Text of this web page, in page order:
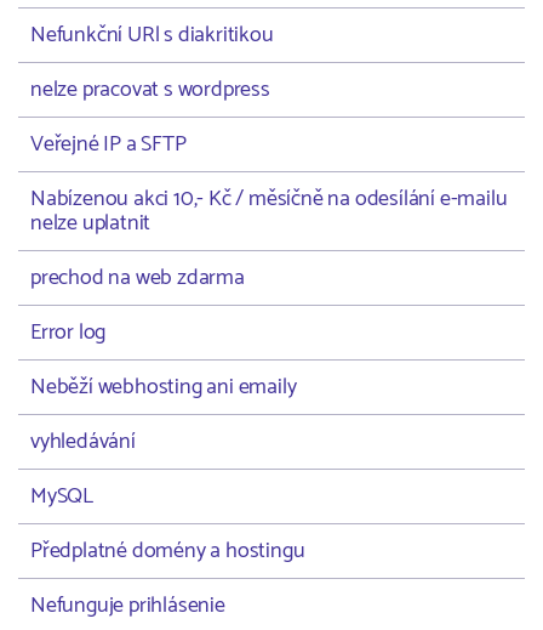
Nefunkční URl s diakritikou
nelze pracovat s wordpress
Veřejné IP a SFTP
Nabízenou akci 10,- Kč / měsíčně na odesílání e-mailu
nelze uplatnit
prechod na web zdarma
Error log
Neběží webhosting ani emaily
vyhledávání
MySQL
Předplatné domény a hostingu
Nefunguje prihlásenie